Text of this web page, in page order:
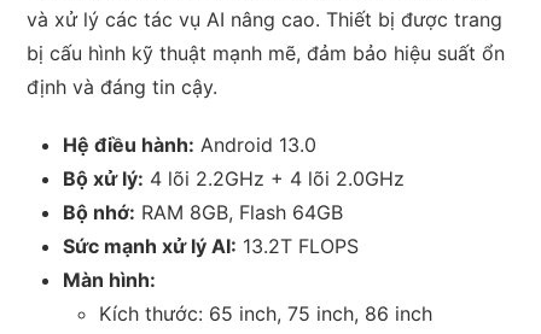
và xử lý các tác vụ AI nâng cao. Thiết bị được trang
bị cấu hình kỹ thuật mạnh mẽ, đảm bảo hiệu suất ổn
định và đáng tin cậy.
Hệ điều hành: Android 13.0
Bộ xử lý: 4 lõi 2.2GHz + 4 lõi 2.0GHz
Bộ nhớ: RAM 8GB, Flash 64GB
Sức mạnh xử lý AI: 13.2T FLOPS
Màn hình:
Kích thước: 65 inch, 75 inch, 86 inch